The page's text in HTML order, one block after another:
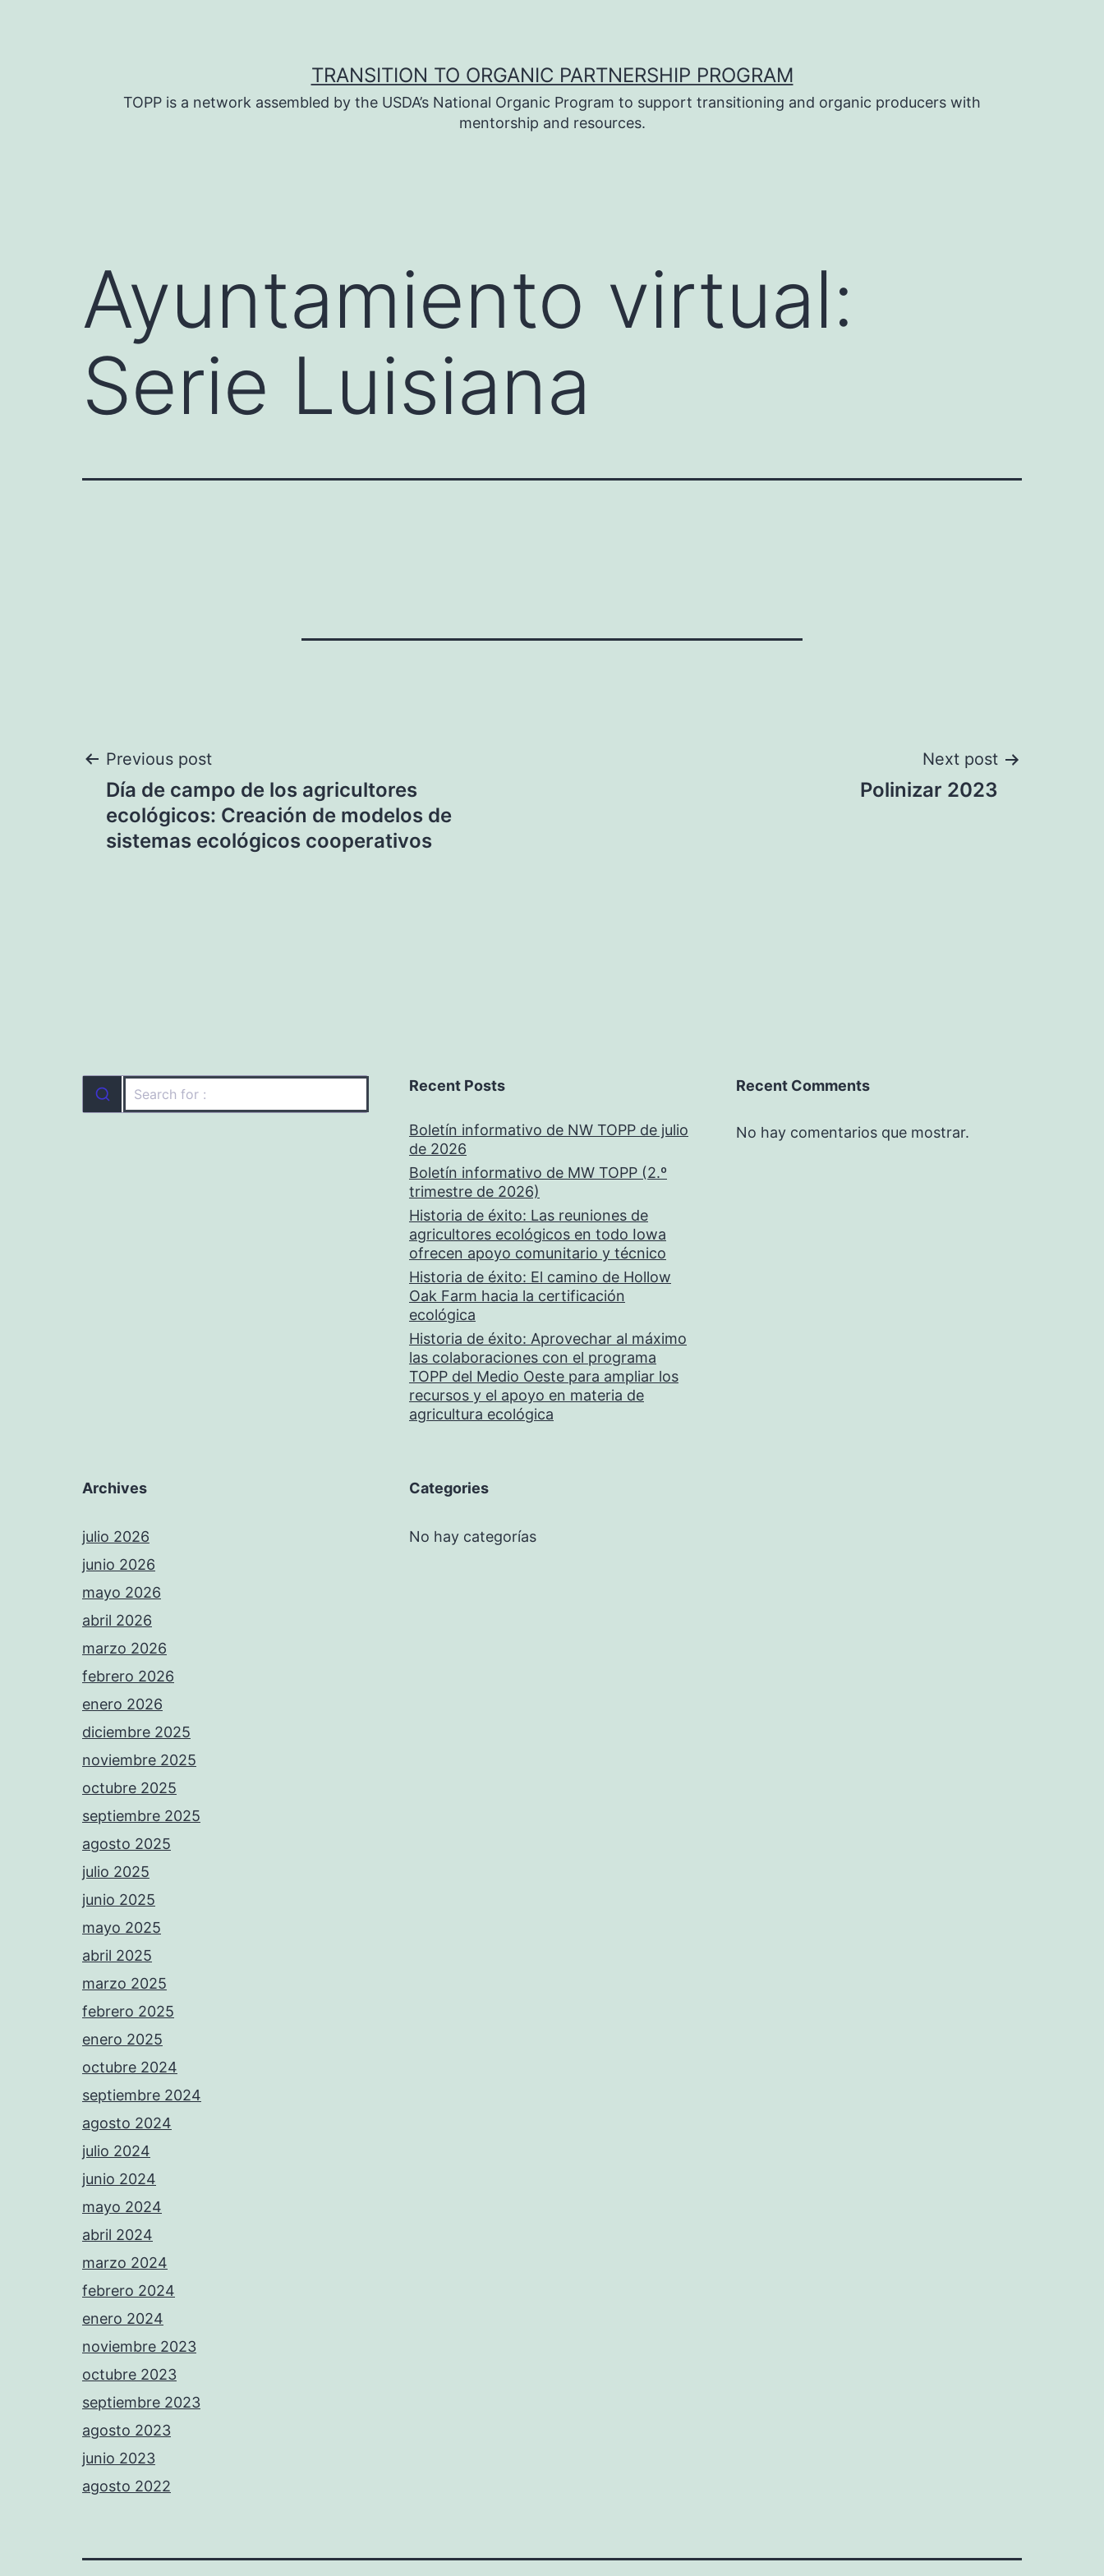
TRANSITION TO ORGANIC PARTNERSHIP PROGRAM
TOPP is a network assembled by the USDA’s National Organic Program to support transitioning and organic producers with
mentorship and resources.
Ayuntamiento virtual:
Serie Luisiana
Navegación
de
Previous post
Día de campo de los agricultores
ecológicos: Creación de modelos de
sistemas ecológicos cooperativos
Next post
Polinizar 2023
Recent Posts
Boletín informativo de NW TOPP de julio
de 2026
Boletín informativo de MW TOPP (2.º
trimestre de 2026)
Historia de éxito: Las reuniones de
agricultores ecológicos en todo Iowa
ofrecen apoyo comunitario y técnico
Historia de éxito: El camino de Hollow
Oak Farm hacia la certificación
ecológica
Historia de éxito: Aprovechar al máximo
las colaboraciones con el programa
TOPP del Medio Oeste para ampliar los
recursos y el apoyo en materia de
agricultura ecológica
Recent Comments
No hay comentarios que mostrar.
Archives
julio 2026
junio 2026
mayo 2026
abril 2026
marzo 2026
febrero 2026
enero 2026
diciembre 2025
noviembre 2025
octubre 2025
septiembre 2025
agosto 2025
julio 2025
junio 2025
mayo 2025
abril 2025
marzo 2025
febrero 2025
enero 2025
octubre 2024
septiembre 2024
agosto 2024
julio 2024
junio 2024
mayo 2024
abril 2024
marzo 2024
febrero 2024
enero 2024
noviembre 2023
octubre 2023
septiembre 2023
agosto 2023
junio 2023
agosto 2022
Categories
No hay categorías